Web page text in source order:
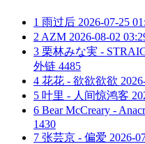
1 雨过后 2026-07-25
2 AZM 2026-08-02
3 栗林みな実 -
外链 4485
4 花花 - 欲欲欲欲
5 叶里 - 人间惊鸿客
6 Bear McCreary -
1430
7 张芸京 - 偏爱 2026-